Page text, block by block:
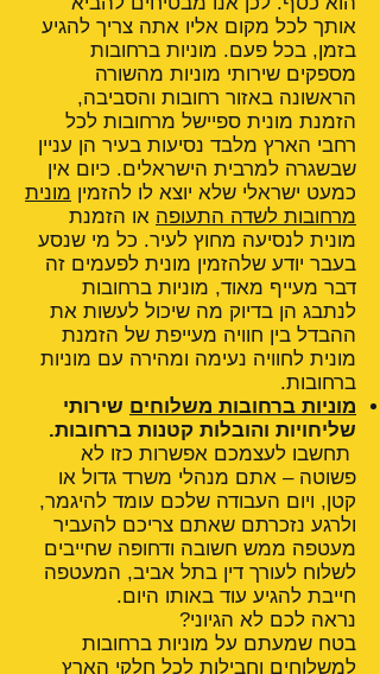
אותך לכל מקום אליו אתה צריך להגיע
בזמן, בכל פעם. מוניות ברחובות
מספקים שירותי מוניות מהשורה
הראשונה באזור רחובות והסביבה,
הזמנת מונית ספיישל מרחובות לכל
רחבי הארץ מלבד נסיעות בעיר הן עניין
שבשגרה למרבית הישראלים. כיום אין
כמעט ישראלי שלא יוצא לו להזמין מונית
מרחובות לשדה התעופה או הזמנת
מונית לנסיעה מחוץ לעיר. כל מי שנסע
בעבר יודע שלהזמין מונית לפעמים זה
דבר מעייף מאוד, מוניות ברחובות
לנתבג הן בדיוק מה שיכול לעשות את
ההבדל בין חוויה מעייפת של הזמנת
מונית לחוויה נעימה ומהירה עם מוניות
ברחובות.
מוניות ברחובות משלוחים שירותי
שליחויות והובלות קטנות ברחובות.
תחשבו לעצמכם אפשרות כזו לא
פשוטה – אתם מנהלי משרד גדול או
קטן, ויום העבודה שלכם עומד להיגמר,
ולרגע נזכרתם שאתם צריכם להעביר
מעטפה ממש חשובה ודחופה שחייבים
לשלוח לעורך דין בתל אביב, המעטפה
חייבת להגיע עוד באותו היום.
נראה לכם לא הגיוני?
בטח שמעתם על מוניות ברחובות
למשלוחים וחבילות לכל חלקי הארץ